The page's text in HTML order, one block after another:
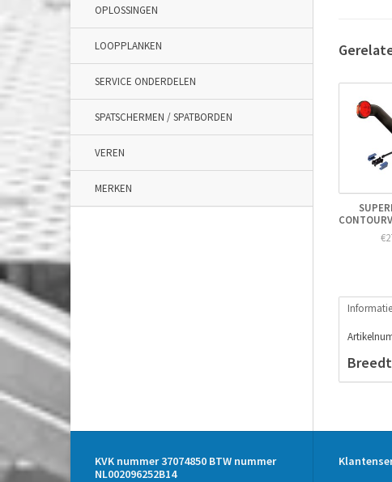
OPLOSSINGEN
LOOPPLANKEN
SERVICE ONDERDELEN
SPATSCHERMEN / SPATBORDEN
VEREN
MERKEN
Informatie
KVK nummer 37074850 BTW nummer
NL002096252B14